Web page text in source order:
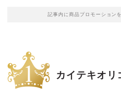
記事内に商品プロモーション
カイテキオリ